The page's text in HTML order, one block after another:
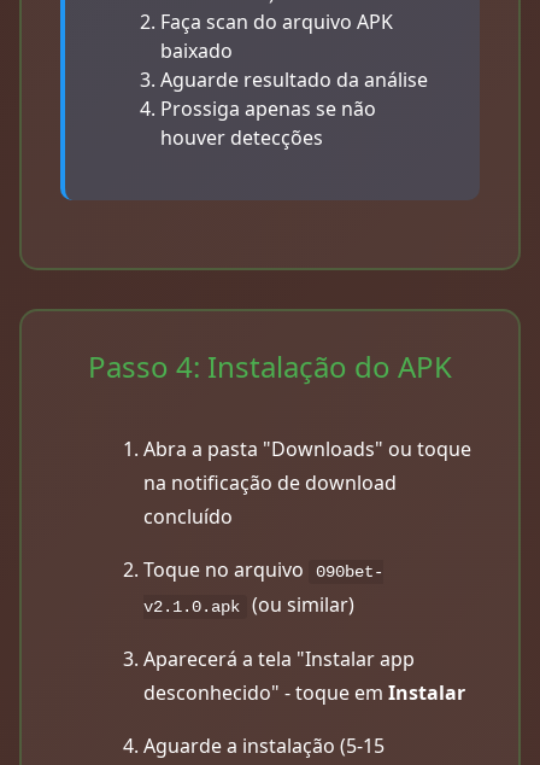
Faça scan do arquivo APK
baixado
Aguarde resultado da análise
Prossiga apenas se não
houver detecções
Passo 4: Instalação do APK
Abra a pasta "Downloads" ou toque
na notificação de download
concluído
Toque no arquivo
090bet-
v2.1.0.apk
(ou similar)
Aparecerá a tela "Instalar app
desconhecido" - toque emInstalar
Aguarde a instalação (5-15